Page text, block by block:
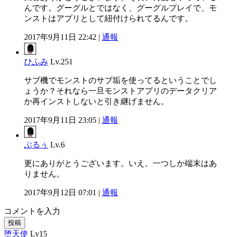
んです。グーグルとではなく、グーグルプレイで、モ
ンストはアプリとして紐付けられてるんです。
2017年9月11日 22:42 | 通報
ひふみ Lv.251
サブ機でモンストのサブ垢を使ってるということでし
ょうか？それなら一旦モンストアプリのデータクリア
か再インストしないと引き継げません。
2017年9月11日 23:05 | 通報
ぶるぅ Lv.6
更にありがとうございます。いえ。一つしか端末はあ
りません。
2017年9月12日 07:01 | 通報
コメントを入力
投稿
堕天使 Lv15